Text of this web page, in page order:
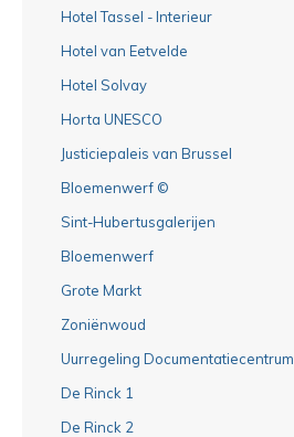
Hotel Tassel - Interieur
Hotel van Eetvelde
Hotel Solvay
Horta UNESCO
Justiciepaleis van Brussel
Bloemenwerf ©
Sint-Hubertusgalerijen
Bloemenwerf
Grote Markt
Zoniënwoud
Uurregeling Documentatiecentrum
De Rinck 1
De Rinck 2